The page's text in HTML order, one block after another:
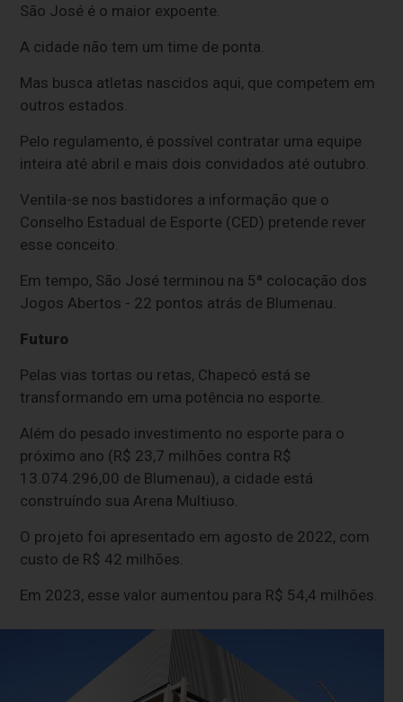
São José é o maior expoente.
A cidade não tem um time de ponta.
Mas busca atletas nascidos aqui, que competem em
outros estados.
Pelo regulamento, é possível contratar uma equipe
inteira até abril e mais dois convidados até outubro.
Ventila-se nos bastidores a informação que o
Conselho Estadual de Esporte (CED) pretende rever
esse conceito.
Em tempo, São José terminou na 5ª colocação dos
Jogos Abertos - 22 pontos atrás de Blumenau.
Futuro
Pelas vias tortas ou retas, Chapecó está se
transformando em uma potência no esporte.
Além do pesado investimento no esporte para o
próximo ano (R$ 23,7 milhões contra R$
13.074.296,00 de Blumenau), a cidade está
construíndo sua Arena Multiuso.
O projeto foi apresentado em agosto de 2022, com
custo de R$ 42 milhões.
Em 2023, esse valor aumentou para R$ 54,4 milhões.